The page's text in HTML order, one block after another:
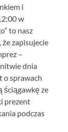
i
w
to nasz
zapisujecie
–
dnia
o sprawach
ściągawkę ze
prezent
podczas